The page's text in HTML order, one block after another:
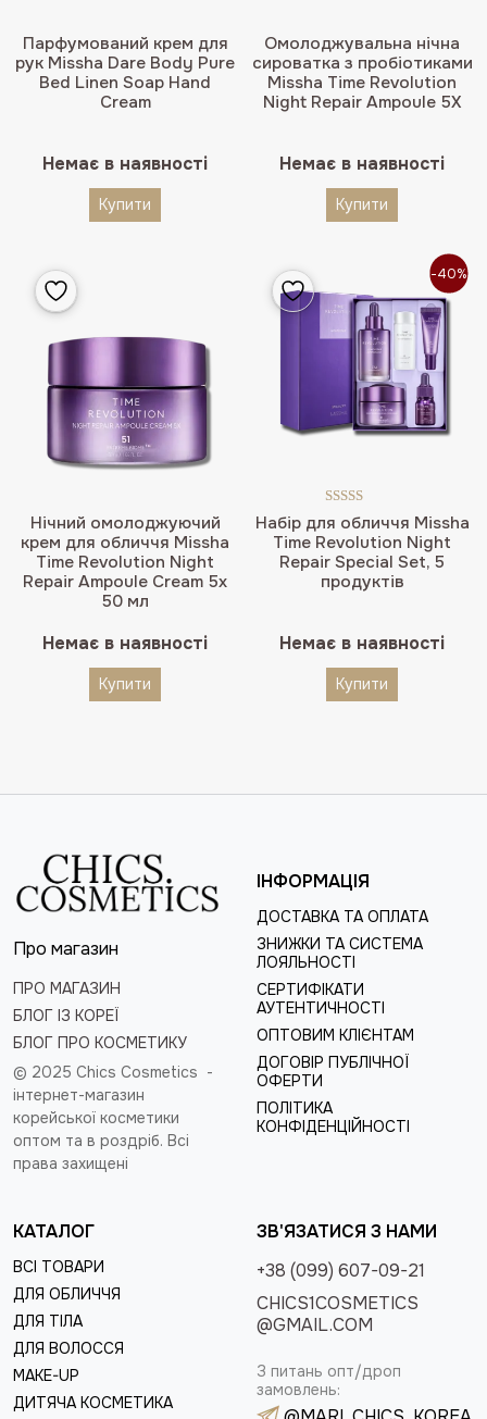
Парфумований крем для
рук Missha Dare Body Pure
Bed Linen Soap Hand
Cream
Немає в наявності
Купити
Омолоджувальна нічна
сироватка з пробіотиками
Missha Time Revolution
Night Repair Ampoule 5X
Немає в наявності
Купити
Нічний омолоджуючий
крем для обличчя Missha
Time Revolution Night
Repair Ampoule Cream 5х
50 мл
Немає в наявності
Купити
-40%
Набір для обличчя Missha
Time Revolution Night
Repair Special Set, 5
продуктів
Оцінено в
4.50з 5
Немає в наявності
Купити
Про магазин
ПРО МАГАЗИН
БЛОГ ІЗ КОРЕЇ
БЛОГ ПРО КОСМЕТИКУ
© 2025 Chics Cosmetics -
інтернет-магазин
корейської косметики
оптом та в роздріб. Всі
права захищені
ІНФОРМАЦІЯ
ДОСТАВКА ТА ОПЛАТА
ЗНИЖКИ ТА СИСТЕМА
ЛОЯЛЬНОСТІ
СЕРТИФІКАТИ
АУТЕНТИЧНОСТІ
ОПТОВИМ КЛІЄНТАМ
ДОГОВІР ПУБЛІЧНОЇ
ОФЕРТИ
ПОЛІТИКА
КОНФІДЕНЦІЙНОСТІ
КАТАЛОГ
ВСІ ТОВАРИ
ДЛЯ ОБЛИЧЧЯ
ДЛЯ ТІЛА
ДЛЯ ВОЛОССЯ
MAKE-UP
ДИТЯЧА КОСМЕТИКА
ЗВ'ЯЗАТИСЯ З НАМИ
+38 (099) 607-09-21
CHICS1COSMETICS
@GMAIL.COM
З питань опт/дроп
замовлень: